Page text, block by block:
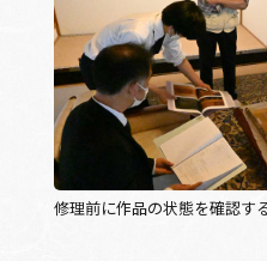
修理前に作品の状態を確認す